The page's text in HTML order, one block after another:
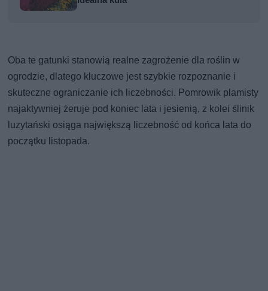
Oba te gatunki stanowią realne zagrożenie dla roślin w
ogrodzie, dlatego kluczowe jest szybkie rozpoznanie i
skuteczne ograniczanie ich liczebności. Pomrowik plamisty
najaktywniej żeruje pod koniec lata i jesienią, z kolei ślinik
luzytański osiąga największą liczebność od końca lata do
początku listopada.